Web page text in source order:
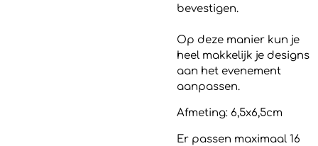
bevestigen.
Op deze manier kun je
heel makkelijk je designs
aan het evenement
aanpassen.
Afmeting: 6,5x6,5cm
Er passen maximaal 16